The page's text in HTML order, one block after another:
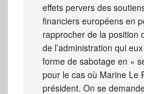
effets pervers des
financiers européens en
rapprocher de la position
de l’administration qui
forme de sabotage en «
pour le cas où Marine Le
président. On se